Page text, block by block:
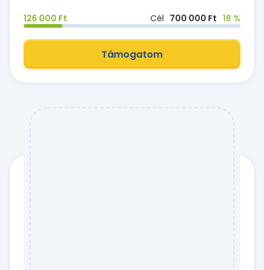
126 000 Ft Cél 700 000 Ft 18 %
Támogatom